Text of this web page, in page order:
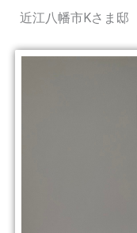
近江八幡市Kさま邸